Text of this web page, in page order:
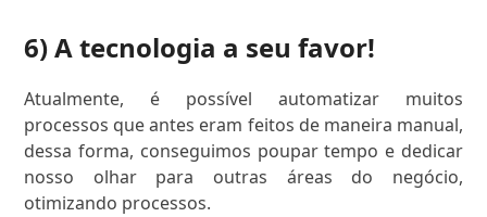
6) A tecnologia a seu favor!
Atualmente, é possível automatizar muitos
processos que antes eram feitos de maneira manual,
dessa forma, conseguimos poupar tempo e dedicar
nosso olhar para outras áreas do negócio,
otimizando processos.